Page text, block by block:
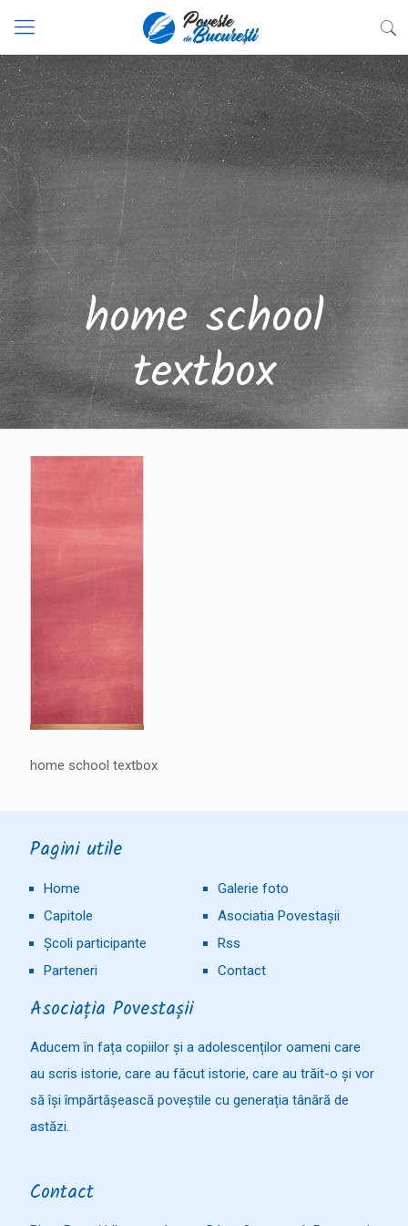
home school
textbox
home school textbox
Pagini utile
Home
Capitole
Școli participante
Parteneri
Galerie foto
Asociatia Povestașii
Rss
Contact
Asociația Povestașii
Aducem în fața copiilor și a adolescenților oameni care
au scris istorie, care au făcut istorie, care au trăit-o și vor
să își împărtășească poveștile cu generația tânără de
astăzi.
Contact